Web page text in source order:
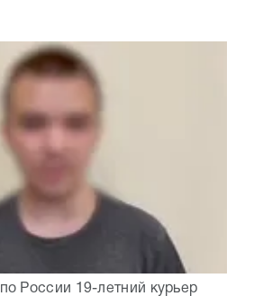
России 19-летний курьер